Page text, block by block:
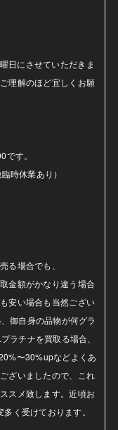
日にさせていただきま
理解のほど宜しくお願
す。
時休業あり）
る場合でも、
金額がかなり違う場合
安い場合も当然ござい
御自身の品物が何グラ
ラチナを買取る場合、
〜30%upなどよくあ
ざいましたので、これ
スメ致します。近頃お
く受けております。